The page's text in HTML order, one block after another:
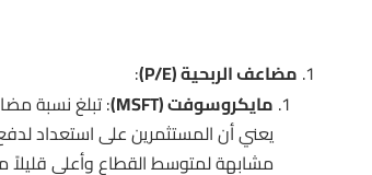
مضاعف الربحية (P/E)
:
مايكروسوفت (MSFT)